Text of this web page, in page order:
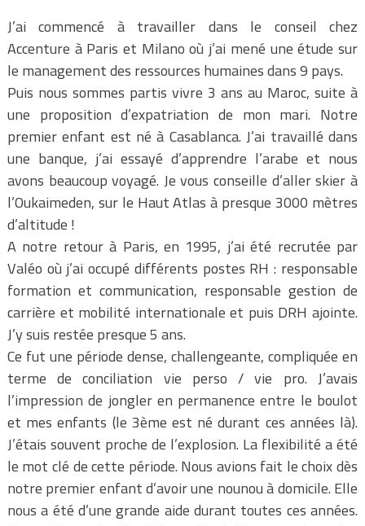
J’ai commencé à travailler dans le conseil chez
Accenture à Paris et Milano où j’ai mené une étude sur
le management des ressources humaines dans 9 pays.
Puis nous sommes partis vivre 3 ans au Maroc, suite à
une proposition d’expatriation de mon mari. Notre
premier enfant est né à Casablanca. J’ai travaillé dans
une banque, j’ai essayé d’apprendre l’arabe et nous
avons beaucoup voyagé. Je vous conseille d’aller skier à
l’Oukaimeden, sur le Haut Atlas à presque 3000 mètres
d’altitude !
A notre retour à Paris, en 1995, j’ai été recrutée par
Valéo où j’ai occupé différents postes RH : responsable
formation et communication, responsable gestion de
carrière et mobilité internationale et puis DRH ajointe.
J’y suis restée presque 5 ans.
Ce fut une période dense, challengeante, compliquée en
terme de conciliation vie perso / vie pro. J’avais
l’impression de jongler en permanence entre le boulot
et mes enfants (le 3ème est né durant ces années là).
J’étais souvent proche de l’explosion. La flexibilité a été
le mot clé de cette période. Nous avions fait le choix dès
notre premier enfant d’avoir une nounou à domicile. Elle
nous a été d’une grande aide durant toutes ces années.